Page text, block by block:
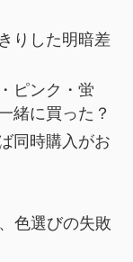
りした明暗差
ピンク・蛍
緒に買った？
同時購入がお
色選びの失敗